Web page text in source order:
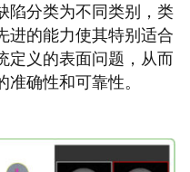
陷分类为不同类别，类
进的能力使其特别适合
定义的表面问题，从而
确性和可靠性。